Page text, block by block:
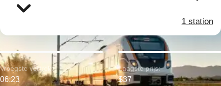
1 station
Vroegste vertrek:
06:23
Laagste prijs:
$37